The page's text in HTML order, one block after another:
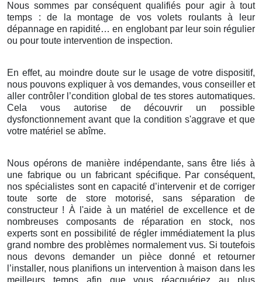
Nous sommes par conséquent qualifiés pour agir à tout
temps : de la montage de vos volets roulants à leur
dépannage en rapidité… en englobant par leur soin régulier
ou pour toute intervention de inspection.
En effet, au moindre doute sur le usage de votre dispositif,
nous pouvons expliquer à vos demandes, vous conseiller et
aller contrôler l’condition global de tes stores automatiques.
Cela vous autorise de découvrir un possible
dysfonctionnement avant que la condition s'aggrave et que
votre matériel se abîme.
Nous opérons de manière indépendante, sans être liés à
une fabrique ou un fabricant spécifique. Par conséquent,
nos spécialistes sont en capacité d’intervenir et de corriger
toute sorte de store motorisé, sans séparation de
constructeur ! À l'aide à un matériel de excellence et de
nombreuses composants de réparation en stock, nos
experts sont en possibilité de régler immédiatement la plus
grand nombre des problèmes normalement vus. Si toutefois
nous devons demander un pièce donné et retourner
l’installer, nous planifions un intervention à maison dans les